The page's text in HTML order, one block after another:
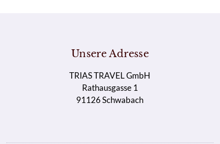
Unsere Adresse
TRIAS TRAVEL GmbH
Rathausgasse 1
91126 Schwabach